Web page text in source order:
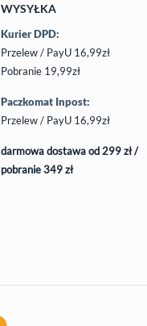
WYSYŁKA
Kurier DPD:
Przelew / PayU 16,99zł
Pobranie 19,99zł
Paczkomat Inpost:
Przelew / PayU 16,99zł
darmowa dostawa od 299 zł /
pobranie 349 zł